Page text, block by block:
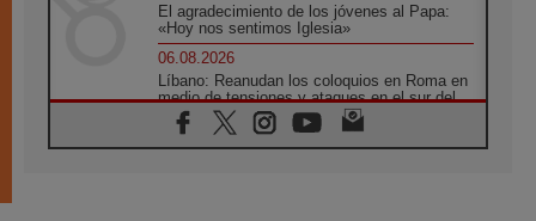
El agradecimiento de los jóvenes al Papa:
«Hoy nos sentimos Iglesia»
06.08.2026
Líbano: Reanudan los coloquios en Roma en
medio de tensiones y ataques en el sur del
país
06.08.2026